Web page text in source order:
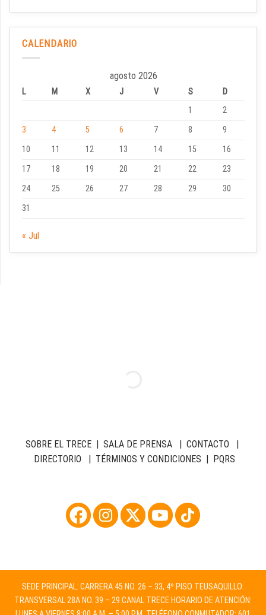
CALENDARIO
agosto 2026
L M X J V S
D
1
2
3
4 5 6 7 8
9
10
11 12 13 14 15
16
17
18 19 20 21 22
23
24
25 26 27 28 29
30
31
« Jul
SOBRE EL TRECE| SALA DE PRENSA| CONTACTO |
DIRECTORIO | TÉRMINOS Y CONDICIONES | PQRS
SEDE PRINCIPAL: CARRERA 45 NO. 26 – 33, 4º PISO TEUSAQUILLO:
TRANSVERSAL 28A NO. 39 – 29 CANAL TRECE HORARIO DE ATENCIÓN: